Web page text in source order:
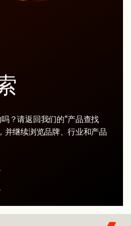
？请返回我们的“产品查找
并继续浏览品牌、行业和产品